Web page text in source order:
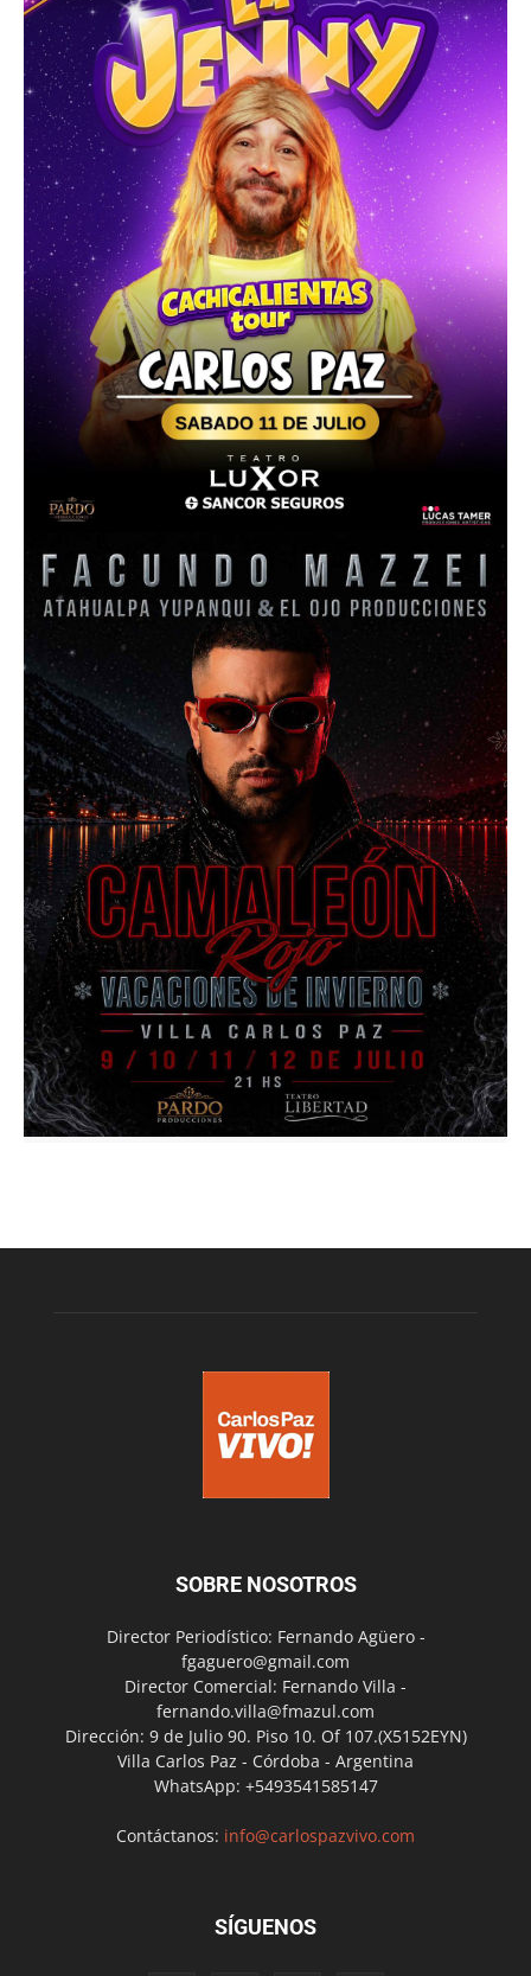
SOBRE NOSOTROS
Director Periodístico: Fernando Agüero -
fgaguero@gmail.com
Director Comercial: Fernando Villa -
fernando.villa@fmazul.com
Dirección: 9 de Julio 90. Piso 10. Of 107.(X5152EYN)
Villa Carlos Paz - Córdoba - Argentina
WhatsApp: +5493541585147
Contáctanos: info@carlospazvivo.com
SÍGUENOS